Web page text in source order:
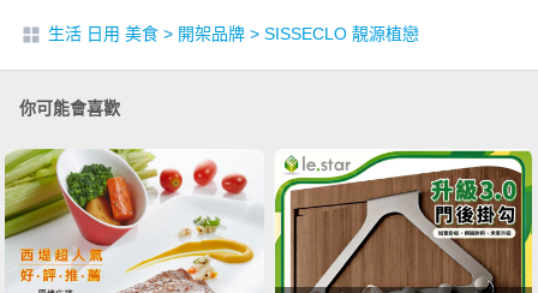
生活 日用 美食 > 開架品牌 > SISSECLO 靚源植戀
你可能會喜歡